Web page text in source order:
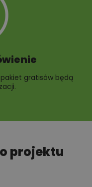
gratisów będą
projektu